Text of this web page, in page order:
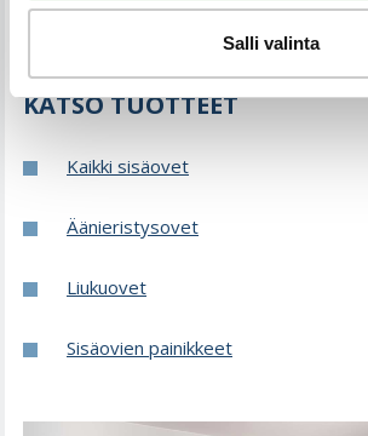
Salli valinta
KATSO TUOTTEET
Kaikki sisäovet
Äänieristysovet
Liukuovet
Sisäovien painikkeet